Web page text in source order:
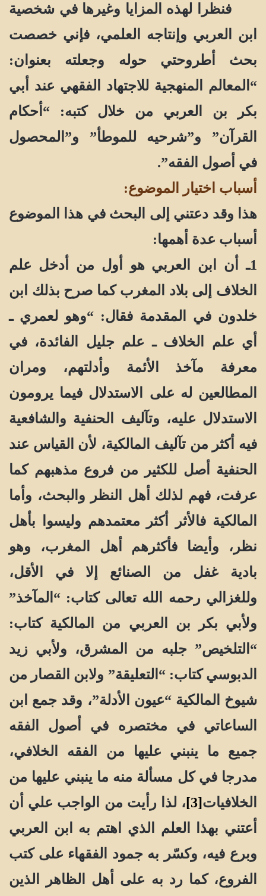
فنظرا لهذه المزايا وغيرها في شخصية
ابن العربي وإنتاجه العلمي، فإني خصصت
بحث أطروحتي حوله وجعلته بعنوان:
“المعالم المنهجية للاجتهاد الفقهي عند أبي
بكر بن العربي من خلال كتبه: “أحكام
القرآن” و”شرحيه للموطأ” و”المحصول
في أصول الفقه”.
أسباب اختيار الموضوع:
هذا وقد دعتني إلى البحث في هذا الموضوع
أسباب عدة أهمها:
1ـ أن ابن العربي هو أول من أدخل علم
الخلاف إلى بلاد المغرب كما صرح بذلك ابن
خلدون في المقدمة فقال: “وهو لعمري ـ
أي علم الخلاف ـ علم جليل الفائدة، في
معرفة مآخذ الأئمة وأدلتهم، ومران
المطالعين له على الاستدلال فيما يرومون
الاستدلال عليه، وتآليف الحنفية والشافعية
فيه أكثر من تآليف المالكية، لأن القياس عند
الحنفية أصل للكثير من فروع مذهبهم كما
عرفت، فهم لذلك أهل النظر والبحث، وأما
المالكية فالأثر أكثر معتمدهم وليسوا بأهل
نظر، وأيضا فأكثرهم أهل المغرب، وهو
بادية غفل من الصنائع إلا في الأقل،
وللغزالي رحمه الله تعالى كتاب: “المآخذ”
ولأبي بكر بن العربي من المالكية كتاب:
“التلخيص” جلبه من المشرق، ولأبي زيد
الدبوسي كتاب: “التعليقة” ولابن القصار من
شيوخ المالكية “عيون الأدلة”، وقد جمع ابن
الساعاتي في مختصره في أصول الفقه
جميع ما ينبني عليها من الفقه الخلافي،
مدرجا في كل مسألة منه ما ينبني عليها من
الخلافيات[3]
، لذا رأيت من الواجب علي أن
أعتني بهذا العلم الذي اهتم به ابن العربي
وبرع فيه، وكسّر به جمود الفقهاء على كتب
الفروع، كما رد به على أهل الظاهر الذين